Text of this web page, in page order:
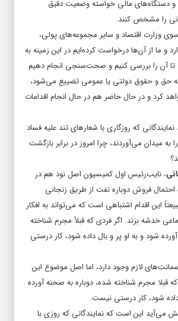
و دستگاه‌های مالی خواسته وضعیت دقیق
را مشخص کنند.
وزارت اقتصاد و سایر مجموعه‌های پولی،
و ما از آن‌ها درخواست کرده‌ایم در این زمینه به
تا آن را بررسی کنیم و صحت‌سنجی انجام دهیم
حق و حقوق دولتی یا عمومی تضییع می‌شود،
کرد و در حال حاضر هم در حال انجام اقدامات
که روزگاری با شعارهای تند علیه فساد
به میدان می‌آوردند، چرا امروز در برابر بازگشت
، نایب‌رئیس اول کمیسیون اصل نود هم در
احتمال فروش دوباره نفت از طریق زنجانی
این اقدام اشتباهی است که می‌تواند به افکار
خدشه بزند. اگر فردی که قبلاً مجرم شناخته
شود و به او پر و بال داده شود، کار درستی
لازم وجود دارد، اما اصل موضوع این
مجرم شناخته شده، دوباره به صحنه آورده
شود، کار درستی نیست.
می‌آید این است که نمایندگانی که روزی با